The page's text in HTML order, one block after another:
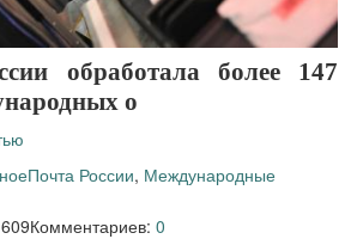
обработала более 147
о
Почта России, Международные
Комментариев: 0